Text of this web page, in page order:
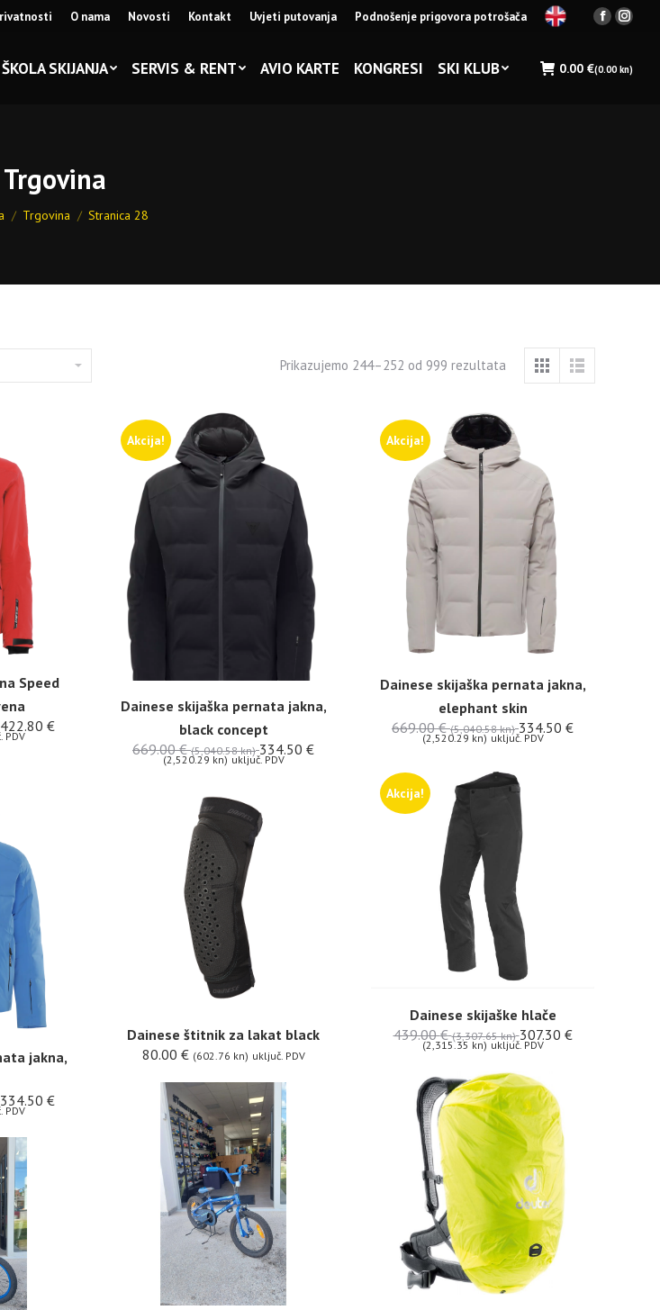
O nama Novosti Kontakt Uvjeti putovanja Podnošenje prigovora potrošača
Facebook
in
in
ŠKOLA SKIJANJA SERVIS & RENT AVIO KARTE KONGRESI SKI KLUB 0.00 €(0.00 kn)
Trgovina
You are here:
Trgovina Stranica 28
Prikazujemo 244–252 od 999 rezultata
Speed
422.80 €
PDV
Akcija!
Dainese skijaška pernata jakna,
black concept
669.00€ (5,040.58 kn) 334.50 €
(2,520.29 kn) uključ. PDV
Akcija!
Dainese skijaška pernata jakna,
elephant skin
669.00€ (5,040.58 kn) 334.50 €
(2,520.29 kn) uključ. PDV
jakna,
334.50 €
PDV
Akcija!
Dainese skijaške hlače
439.00€ (3,307.65 kn) 307.30 €
(2,315.35 kn) uključ. PDV
Dainese štitnik za lakat black
80.00 € (602.76 kn) uključ. PDV